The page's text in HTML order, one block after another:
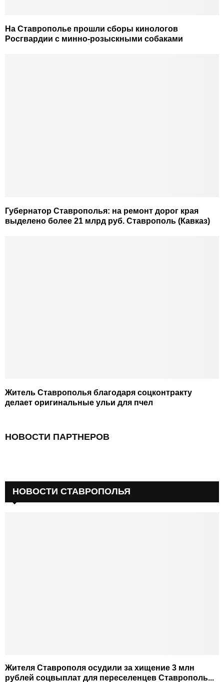
На Ставрополье прошли сборы кинологов
Росгвардии с минно-розыскными собаками
Губернатор Ставрополья: на ремонт дорог края
выделено более 21 млрд руб. Ставрополь (Кавказ)
Житель Ставрополья благодаря соцконтракту
делает оригинальные ульи для пчел
НОВОСТИ ПАРТНЕРОВ
НОВОСТИ СТАВРОПОЛЬЯ
Жителя Ставрополя осудили за хищение 3 млн
рублей соцвыплат для переселенцев Ставрополь...